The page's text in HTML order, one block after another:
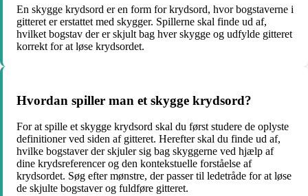
En skygge krydsord er en form for krydsord, hvor bogstaverne i
gitteret er erstattet med skygger. Spillerne skal finde ud af,
hvilket bogstav der er skjult bag hver skygge og udfylde gitteret
korrekt for at løse krydsordet.
Hvordan spiller man et skygge krydsord?
For at spille et skygge krydsord skal du først studere de oplyste
definitioner ved siden af gitteret. Herefter skal du finde ud af,
hvilke bogstaver der skjuler sig bag skyggerne ved hjælp af
dine krydsreferencer og den kontekstuelle forståelse af
krydsordet. Søg efter mønstre, der passer til ledetråde for at løse
de skjulte bogstaver og fuldføre gitteret.